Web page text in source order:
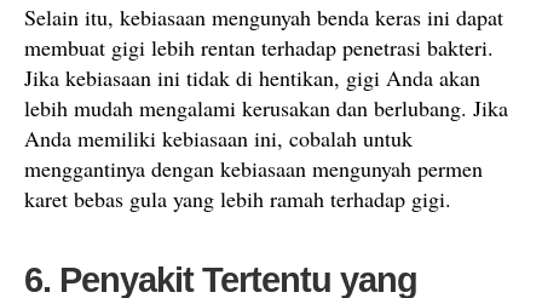
Selain itu, kebiasaan mengunyah benda keras ini dapat
membuat gigi lebih rentan terhadap penetrasi bakteri.
Jika kebiasaan ini tidak di hentikan, gigi Anda akan
lebih mudah mengalami kerusakan dan berlubang. Jika
Anda memiliki kebiasaan ini, cobalah untuk
menggantinya dengan kebiasaan mengunyah permen
karet bebas gula yang lebih ramah terhadap gigi.
6. Penyakit Tertentu yang